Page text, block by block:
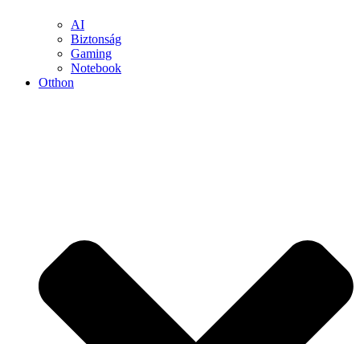
AI
Biztonság
Gaming
Notebook
Otthon